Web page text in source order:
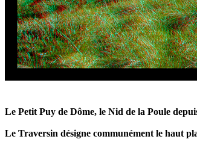
Le Petit Puy de Dôme, le Nid de la Poule
Le Traversin désigne communément le haut